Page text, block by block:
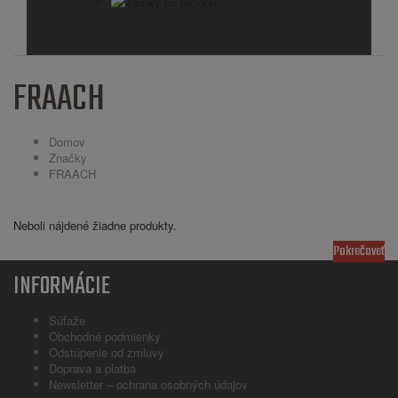
FRAACH
Domov
Značky
FRAACH
Neboli nájdené žiadne produkty.
Pokračovať
INFORMÁCIE
Súťaže
Obchodné podmienky
Odstúpenie od zmluvy
Doprava a platba
Newsletter – ochrana osobných údajov